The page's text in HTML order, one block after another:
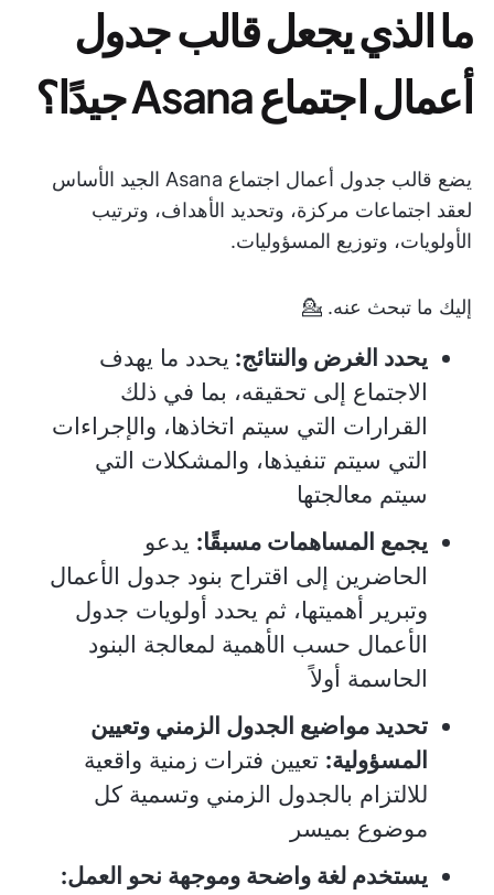
ما الذي يجعل قالب جدول
أعمال اجتماع Asana جيدًا؟
يضع قالب جدول أعمال اجتماع Asana الجيد الأساس
لعقد اجتماعات مركزة، وتحديد الأهداف، وترتيب
الأولويات، وتوزيع المسؤوليات.
إليك ما تبحث عنه. 💁
يحدد الغرض والنتائج: يحدد ما يهدف
الاجتماع إلى تحقيقه، بما في ذلك
القرارات التي سيتم اتخاذها، والإجراءات
التي سيتم تنفيذها، والمشكلات التي
سيتم معالجتها
يجمع المساهمات مسبقًا: يدعو
الحاضرين إلى اقتراح بنود جدول الأعمال
وتبرير أهميتها، ثم يحدد أولويات جدول
الأعمال حسب الأهمية لمعالجة البنود
الحاسمة أولاً
تحديد مواضيع الجدول الزمني وتعيين
المسؤولية: تعيين فترات زمنية واقعية
للالتزام بالجدول الزمني وتسمية كل
موضوع بميسر
يستخدم لغة واضحة وموجهة نحو العمل: